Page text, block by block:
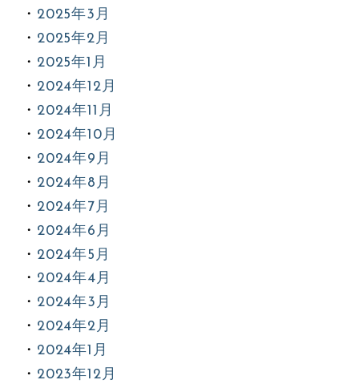
2025年3月
2025年2月
2025年1月
2024年12月
2024年11月
2024年10月
2024年9月
2024年8月
2024年7月
2024年6月
2024年5月
2024年4月
2024年3月
2024年2月
2024年1月
2023年12月